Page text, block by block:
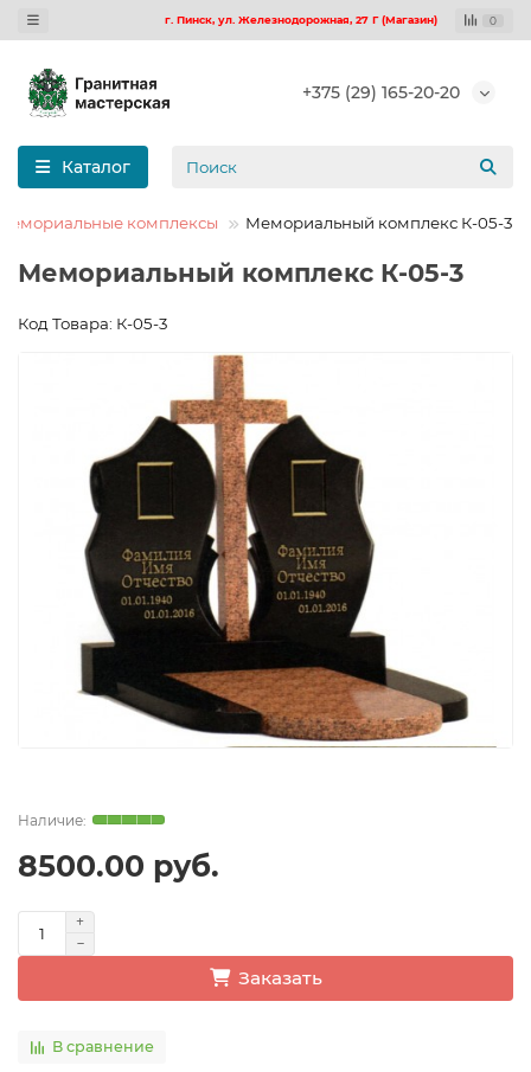
г. Пинск, ул. Железнодорожная, 27 Г (Магазин) 0
+375 (29) 165-20-20
Каталог
комплексы Мемориальный комплекс К-05-3
Мемориальный комплекс К-05-3
Код Товара: К-05-3
8500.00 руб.
Заказать
В сравнение